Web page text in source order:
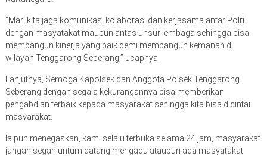
“Mari kita jaga komunikasi kolaborasi dan kerjasama antar Polri
dengan masyatakat maupun antas unsur lembaga sehingga bisa
membangun kinerja yang baik demi membangun kemanan di
wilayah Tenggarong Seberang,” ucapnya.
Lanjutnya, Semoga Kapolsek dan Anggota Polsek Tenggarong
Seberang dengan segala kekurangannya bisa memberikan
pengabdian terbaik kepada masyarakat sehingga kita bisa dicintai
masyarakat.
Ia pun menegaskan, kami selalu terbuka selama 24 jam, masyarakat
jangan segan untum datang mengadu ataupun ada masyatakat